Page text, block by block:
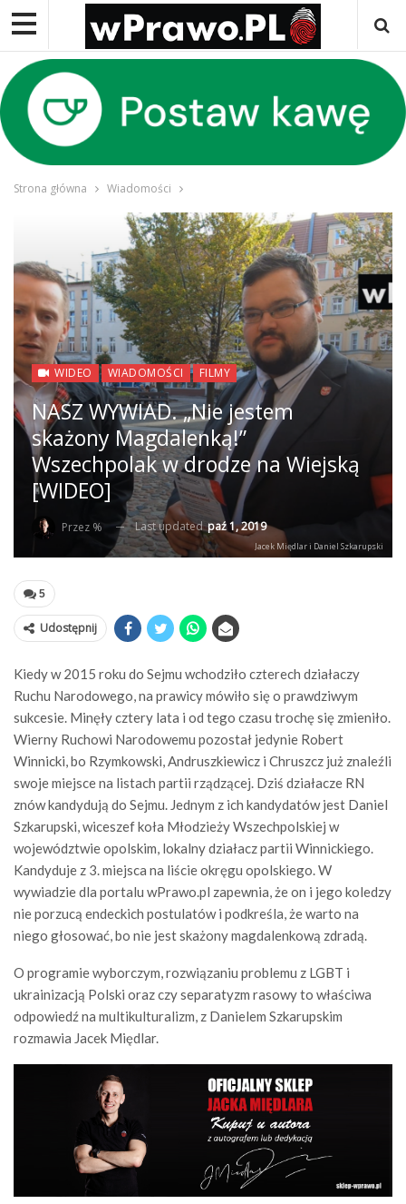
Strona główna Wiadomości
WIDEO WIADOMOŚCI FILMY
NASZ WYWIAD. „Nie jestem
skażony Magdalenką!”
Wszechpolak w drodze na Wiejską
[WIDEO]
Przez % Last updatedpaź 1, 2019
Jacek Międlar i Daniel Szkarupski
5
Udostępnij
Kiedy w 2015 roku do Sejmu wchodziło czterech działaczy
Ruchu Narodowego, na prawicy mówiło się o prawdziwym
sukcesie. Minęły cztery lata i od tego czasu trochę się zmieniło.
Wierny Ruchowi Narodowemu pozostał jedynie Robert
Winnicki, bo Rzymkowski, Andruszkiewicz i Chruszcz już znaleźli
swoje miejsce na listach partii rządzącej. Dziś działacze RN
znów kandydują do Sejmu. Jednym z ich kandydatów jest Daniel
Szkarupski, wiceszef koła Młodzieży Wszechpolskiej w
województwie opolskim, lokalny działacz partii Winnickiego.
Kandyduje z 3. miejsca na liście okręgu opolskiego. W
wywiadzie dla portalu wPrawo.pl zapewnia, że on i jego koledzy
nie porzucą endeckich postulatów i podkreśla, że warto na
niego głosować, bo nie jest skażony magdalenkową zdradą.
O programie wyborczym, rozwiązaniu problemu z LGBT i
ukrainizacją Polski oraz czy separatyzm rasowy to właściwa
odpowiedź na multikulturalizm, z Danielem Szkarupskim
rozmawia Jacek Międlar.